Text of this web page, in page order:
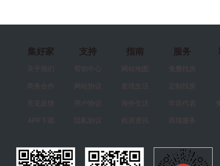
集好家
关于我们
商务合作
意见反馈
APP下载
支持
帮助中心
网站协议
用户协议
隐私协议
指南
网站地图
发现生活
海外生活
租房资讯
服务
免费找房
定制找房
学居代表
商城服务